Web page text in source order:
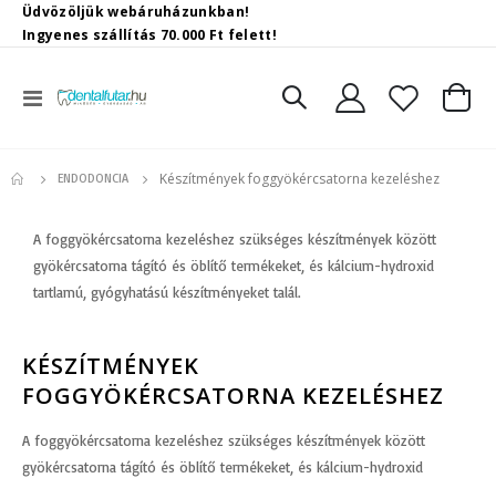
Üdvözöljük webáruházunkban!
Ingyenes szállítás 70.000 Ft felett!
Toggle
Kosár
ENDODONCIA Készítmények foggyökércsatorna kezeléshez
A foggyökércsatorna kezeléshez szükséges készítmények között
gyökércsatorna tágító és öblítő termékeket, és kálcium-hydroxid
tartlamú, gyógyhatású készítményeket talál.
KÉSZÍTMÉNYEK
FOGGYÖKÉRCSATORNA KEZELÉSHEZ
A foggyökércsatorna kezeléshez szükséges készítmények között
gyökércsatorna tágító és öblítő termékeket, és kálcium-hydroxid